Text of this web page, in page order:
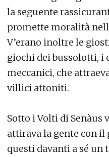
la seguente
promette moralità
V’erano inoltre le
giochi dei bussolotti, i
meccanici, che
villici attoniti.
Sotto i Volti di Senàus
attirava la gente con il
questi davanti a sé un